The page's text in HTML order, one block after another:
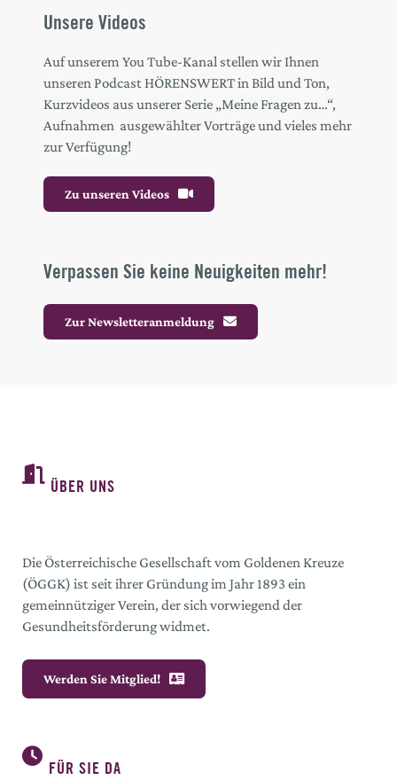
Unsere Videos
Auf unserem You Tube-Kanal stellen wir Ihnen
unseren Podcast HÖRENSWERT in Bild und Ton,
Kurzvideos aus unserer Serie „Meine Fragen zu…“,
Aufnahmen ausgewählter Vorträge und vieles mehr
zur Verfügung!
Zu unseren Videos
Verpassen Sie keine Neuigkeiten mehr!
Zur Newsletteranmeldung
ÜBER UNS
Die Österreichische Gesellschaft vom Goldenen Kreuze
(ÖGGK) ist seit ihrer Gründung im Jahr 1893 ein
gemeinnütziger Verein, der sich vorwiegend der
Gesundheitsförderung widmet.
Werden Sie Mitglied!
FÜR SIE DA